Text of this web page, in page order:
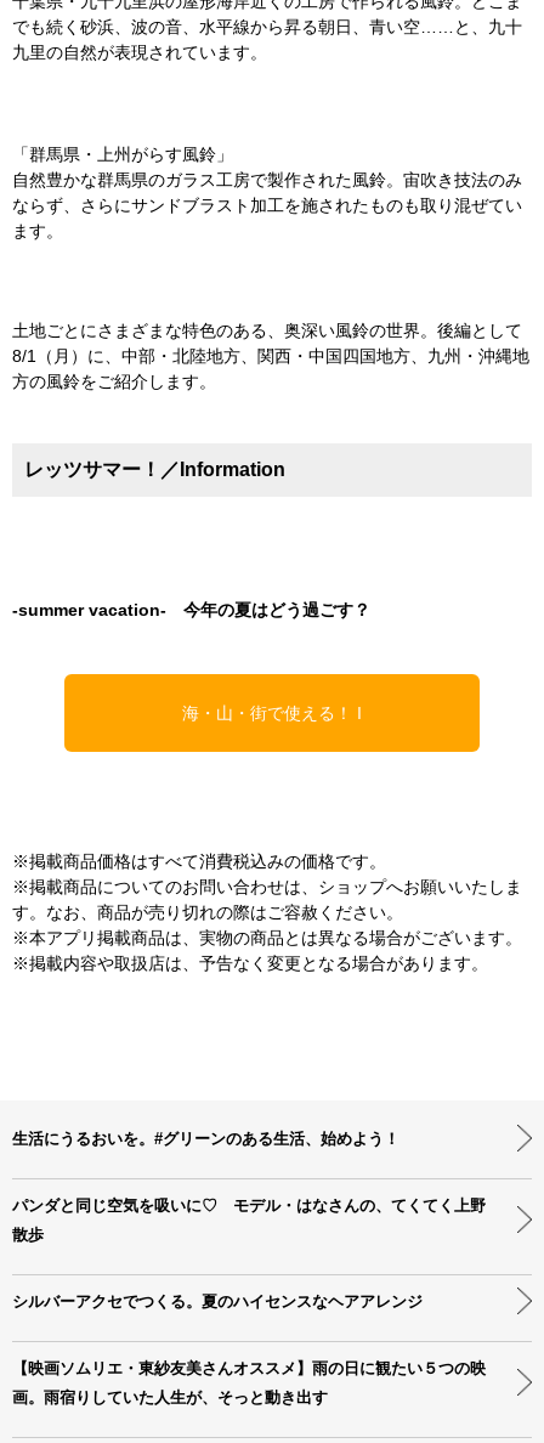
でも続く砂浜、波の音、水平線から昇る朝日、青い空……と、九十
九里の自然が表現されています。
「群馬県・上州がらす風鈴」
自然豊かな群馬県のガラス工房で製作された風鈴。宙吹き技法のみ
ならず、さらにサンドブラスト加工を施されたものも取り混ぜてい
ます。
土地ごとにさまざまな特色のある、奥深い風鈴の世界。後編として
8/1（月）に、中部・北陸地方、関西・中国四国地方、九州・沖縄地
方の風鈴をご紹介します。
レッツサマー！／Information
-summer vacation- 今年の夏はどう過ごす？
海・山・街で使える！ I
※掲載商品価格はすべて消費税込みの価格です。
※掲載商品についてのお問い合わせは、ショップへお願いいたしま
す。なお、商品が売り切れの際はご容赦ください。
※本アプリ掲載商品は、実物の商品とは異なる場合がございます。
※掲載内容や取扱店は、予告なく変更となる場合があります。
生活にうるおいを。#グリーンのある生活、始めよう！
パンダと同じ空気を吸いに♡ モデル・はなさんの、てくてく上野
散歩
シルバーアクセでつくる。夏のハイセンスなヘアアレンジ
【映画ソムリエ・東紗友美さんオススメ】雨の日に観たい５つの映
画。雨宿りしていた人生が、そっと動き出す